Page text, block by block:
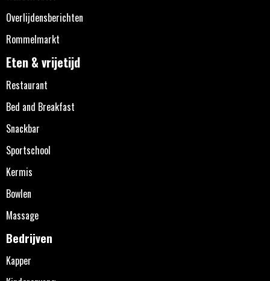
Overlijdensberichten
Rommelmarkt
Eten & vrijetijd
Restaurant
Bed and Breakfast
Snackbar
Sportschool
Kermis
Bowlen
Massage
Bedrijven
Kapper